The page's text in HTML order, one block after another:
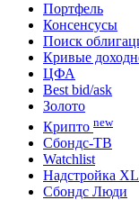
Портфель
Консенсусы
Поиск
Кривые
ЦФА
Best bid/ask
Золото
Крипто new
Сбондс-ТВ
Watchlist
Надстройка
Сбондс Люди